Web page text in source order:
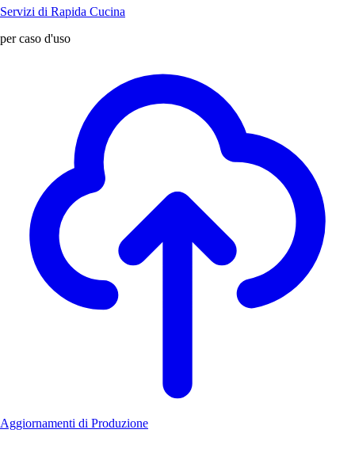
Servizi di Rapida Cucina
per caso d'uso
Aggiornamenti di Produzione